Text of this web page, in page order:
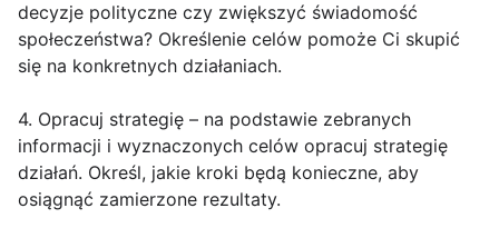
decyzje polityczne czy zwiększyć świadomość
społeczeństwa? Określenie celów pomoże Ci skupić
się na konkretnych działaniach.
4. Opracuj strategię – na podstawie zebranych
informacji i wyznaczonych celów opracuj strategię
działań. Określ, jakie kroki będą konieczne, aby
osiągnąć zamierzone rezultaty.